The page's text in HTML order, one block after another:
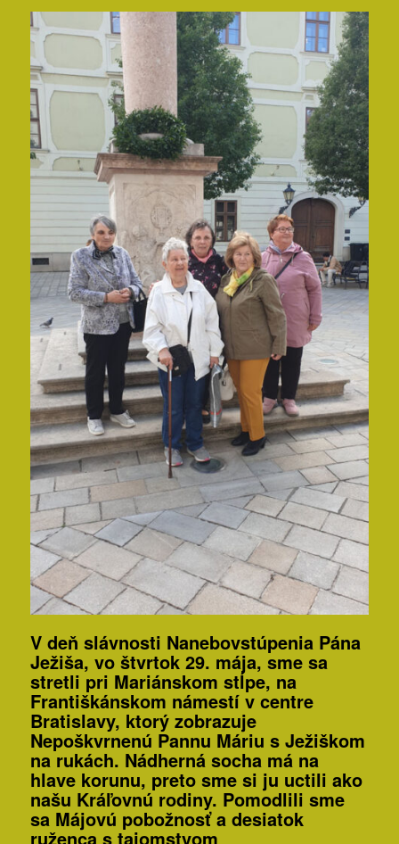
V deň slávnosti Nanebovstúpenia Pána
Ježiša, vo štvrtok 29. mája, sme sa
stretli pri Mariánskom stĺpe, na
Františkánskom námestí v centre
Bratislavy, ktorý zobrazuje
Nepoškvrnenú Pannu Máriu s Ježiškom
na rukách. Nádherná socha má na
hlave korunu, preto sme si ju uctili ako
našu Kráľovnú rodiny. Pomodlili sme
sa Májovú pobožnosť a desiatok
ruženca s tajomstvom